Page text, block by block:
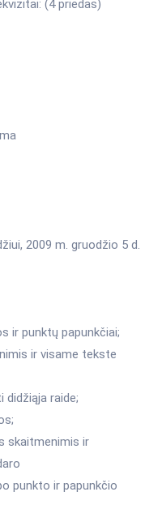
(4 priedas)
2009 m. gruodžio 5 d.
ir punktų papunkčiai;
ir visame tekste
didžiąja raide;
skaitmenimis ir
punkto ir papunkčio